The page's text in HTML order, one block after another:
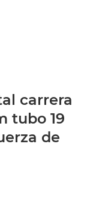
carrera
tubo 19
de